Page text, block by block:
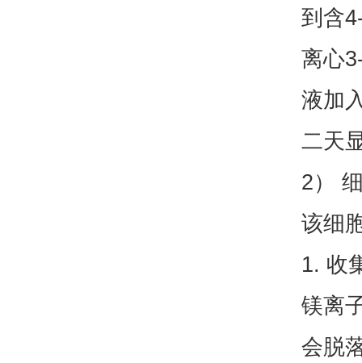
到含
离心
液加
二天
2）
该细
1. 收
镁离
会脱